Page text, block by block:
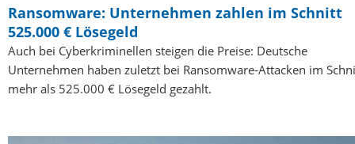
Ransomware: Unternehmen zahlen im Schnitt
525.000 € Lösegeld
Auch bei Cyberkriminellen steigen die Preise: Deutsche
Unternehmen haben zuletzt bei Ransomware-Attacken im
mehr als 525.000 € Lösegeld gezahlt.